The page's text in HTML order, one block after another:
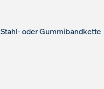
Stahl- oder Gummibandkette